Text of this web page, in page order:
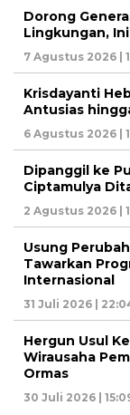
Dorong
Lingkungan,
7 Agustus 2026 |
Krisdayanti
Antusias
6 Agustus 2026 |
Dipanggil ke
Ciptamulya
2 Agustus 2026 |
Usung
Tawarkan
Internasional
31 Juli 2026 |
Hergun Usul
Wirausaha
Ormas
30 Juli 2026 |